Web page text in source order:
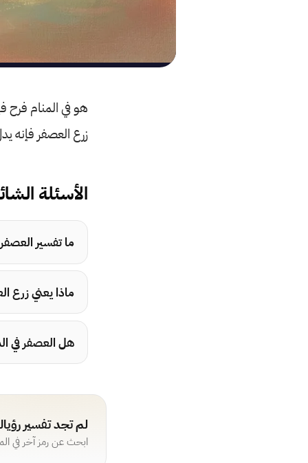
هو في المنام
زرع العصفر فإنه
الأسئلة
ما تفسير
ماذا يعني زرع
هل العصفر في
لم تجد تفسير
ابحث عن رمز آخر في